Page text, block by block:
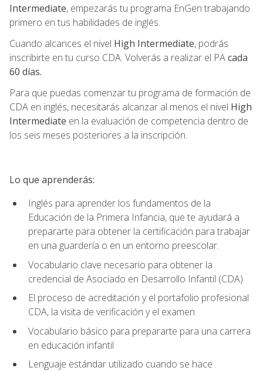
Intermediate, empezarás tu programa EnGen trabajando
primero en tus habilidades de inglés.
Cuando alcances el nivel High Intermediate, podrás
inscribirte en tu curso CDA. Volverás a realizar el PAcada
60 días.
Para que puedas comenzar tu programa de formación de
CDA en inglés, necesitarás alcanzar al menos el nivel High
Intermediate en la evaluación de competencia dentro de
los seis meses posteriores a la inscripción.
Lo que aprenderás:
Inglés para aprender los fundamentos de la
Educación de la Primera Infancia, que te ayudará a
prepararte para obtener la certificación para trabajar
en una guardería o en un entorno preescolar.
Vocabulario clave necesario para obtener la
credencial de Asociado en Desarrollo Infantil (CDA)
El proceso de acreditación y el portafolio profesional
CDA, la visita de verificación y el examen
Vocabulario básico para prepararte para una carrera
en educación infantil
Lenguaje estándar utilizado cuando se hace